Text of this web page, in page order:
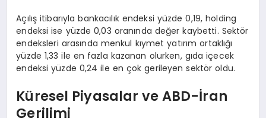
Açılış itibarıyla bankacılık endeksi yüzde 0,19, holding
endeksi ise yüzde 0,03 oranında değer kaybetti. Sektör
endeksleri arasında menkul kıymet yatırım ortaklığı
yüzde 1,33 ile en fazla kazanan olurken, gıda içecek
endeksi yüzde 0,24 ile en çok gerileyen sektör oldu.
Küresel Piyasalar ve ABD-İran
Gerilimi